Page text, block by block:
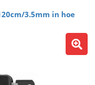
3.5mm in hoe